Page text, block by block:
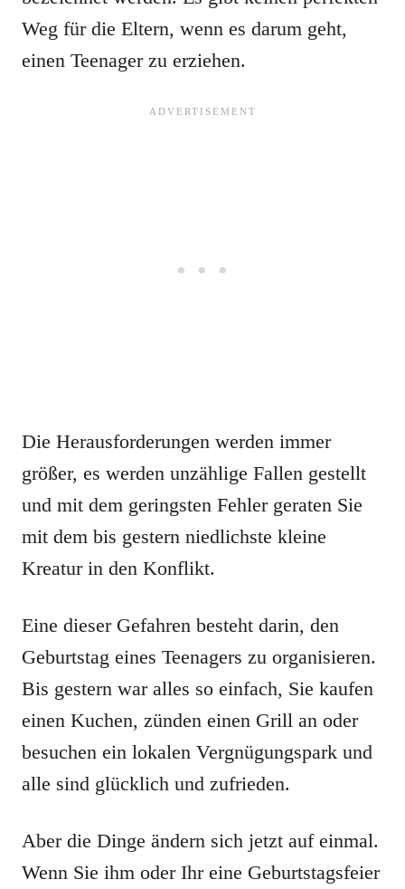
Weg für die Eltern, wenn es darum geht,
einen Teenager zu erziehen.
Die Herausforderungen werden immer
größer, es werden unzählige Fallen gestellt
und mit dem geringsten Fehler geraten Sie
mit dem bis gestern niedlichste kleine
Kreatur in den Konflikt.
Eine dieser Gefahren besteht darin, den
Geburtstag eines Teenagers zu organisieren.
Bis gestern war alles so einfach, Sie kaufen
einen Kuchen, zünden einen Grill an oder
besuchen ein lokalen Vergnügungspark und
alle sind glücklich und zufrieden.
Aber die Dinge ändern sich jetzt auf einmal.
Wenn Sie ihm oder Ihr eine Geburtstagsfeier